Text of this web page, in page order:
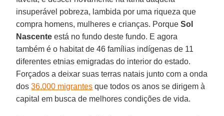
insuperável pobreza, lambida por uma riqueza que
compra homens, mulheres e crianças. PorqueSol
Nascente está no fundo deste fundo. E agora
também é o habitat de 46 famílias indígenas de 11
diferentes etnias emigradas do interior do estado.
Forçados a deixar suas terras natais junto com a onda
dos36.000 migrantes que todos os anos se dirigem à
capital em busca de melhores condições de vida.